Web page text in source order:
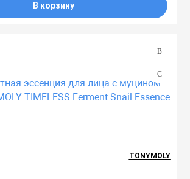
В корзину
TONYMOLY